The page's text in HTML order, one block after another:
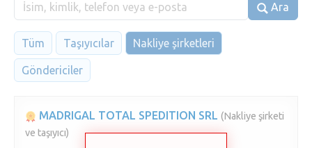
Ara
Tüm Taşıyıcılar Nakliye şirketleri
Göndericiler
MADRIGAL TOTAL SPEDITION SRL (Nakliye şirketi
ve taşıyıcı)